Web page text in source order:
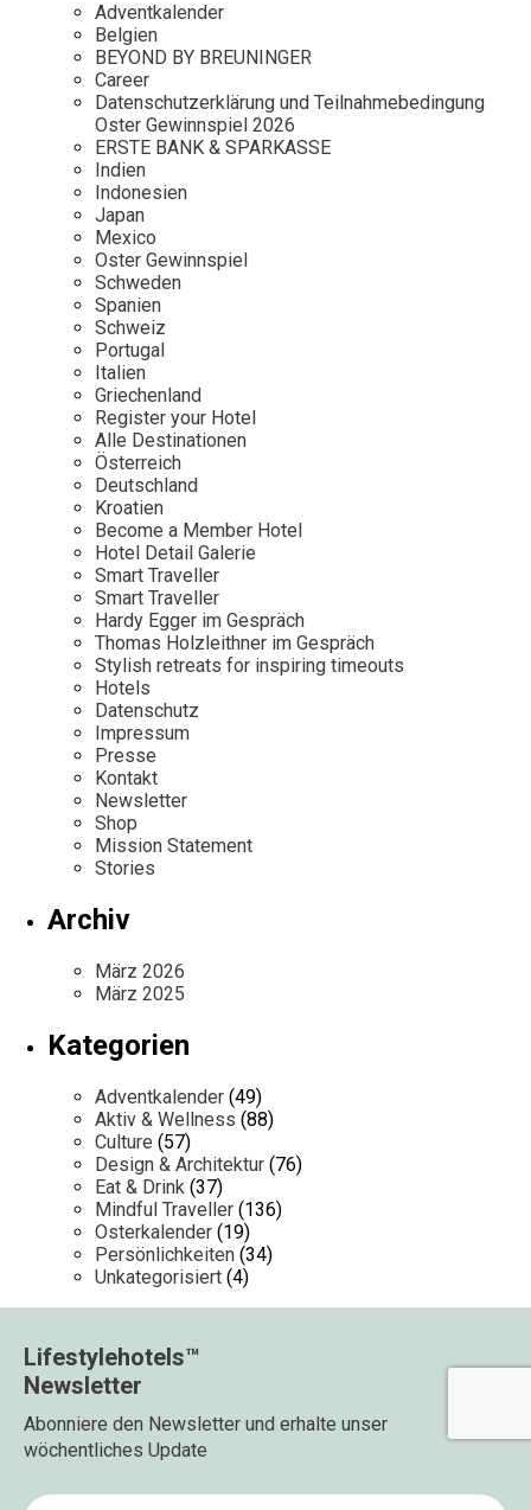
Adventkalender
Belgien
BEYOND BY BREUNINGER
Career
Datenschutzerklärung und Teilnahmebedingung
Oster Gewinnspiel 2026
ERSTE BANK & SPARKASSE
Indien
Indonesien
Japan
Mexico
Oster Gewinnspiel
Schweden
Spanien
Schweiz
Portugal
Italien
Griechenland
Register your Hotel
Alle Destinationen
Österreich
Deutschland
Kroatien
Become a Member Hotel
Hotel Detail Galerie
Smart Traveller
Smart Traveller
Hardy Egger im Gespräch
Thomas Holzleithner im Gespräch
Stylish retreats for inspiring timeouts
Hotels
Datenschutz
Impressum
Presse
Kontakt
Newsletter
Shop
Mission Statement
Stories
Archiv
März 2026
März 2025
Kategorien
Adventkalender (49)
Aktiv & Wellness (88)
Culture (57)
Design & Architektur (76)
Eat & Drink (37)
Mindful Traveller (136)
Osterkalender (19)
Persönlichkeiten (34)
Unkategorisiert (4)
Lifestylehotels™
Newsletter
Abonniere den Newsletter und erhalte unser
wöchentliches Update